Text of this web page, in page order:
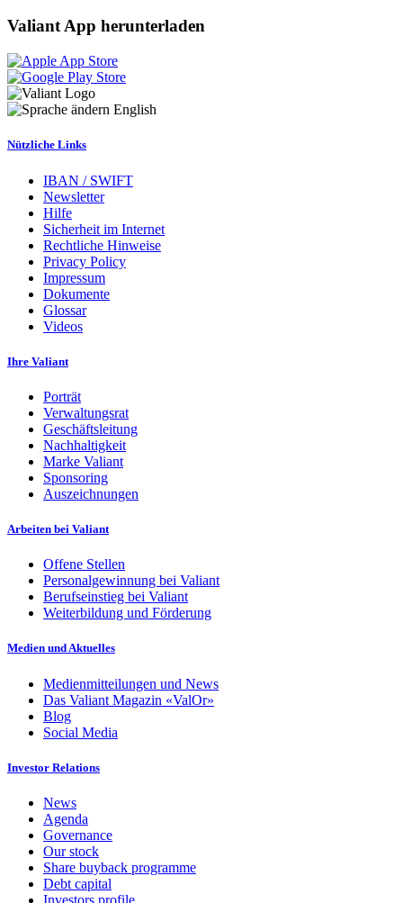
Valiant App herunterladen
English
Nützliche Links
IBAN / SWIFT
Newsletter
Hilfe
Sicherheit im Internet
Rechtliche Hinweise
Privacy Policy
Impressum
Dokumente
Glossar
Videos
Ihre Valiant
Porträt
Verwaltungsrat
Geschäftsleitung
Nachhaltigkeit
Marke Valiant
Sponsoring
Auszeichnungen
Arbeiten bei Valiant
Offene Stellen
Personalgewinnung bei Valiant
Berufseinstieg bei Valiant
Weiterbildung und Förderung
Medien und Aktuelles
Medienmitteilungen und News
Das Valiant Magazin «ValOr»
Blog
Social Media
Investor Relations
News
Agenda
Governance
Our stock
Share buyback programme
Debt capital
Investors profile